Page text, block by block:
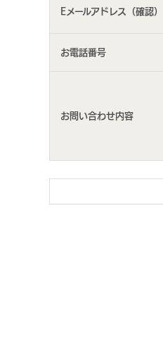
Eメールアドレス（確認）
お電話番号
お問い合わせ内容